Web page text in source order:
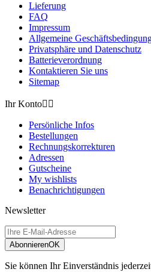
Lieferung
FAQ
Impressum
Allgemeine
Privatsphäre und Datenschutz
Batterieverordnung
Kontaktieren Sie uns
Sitemap
Ihr Konto 
Persönliche Infos
Bestellungen
Rechnungskorrekturen
Adressen
Gutscheine
My wishlists
Benachrichtigungen
Newsletter
AbonnierenOK
Sie können Ihr Einverständnis